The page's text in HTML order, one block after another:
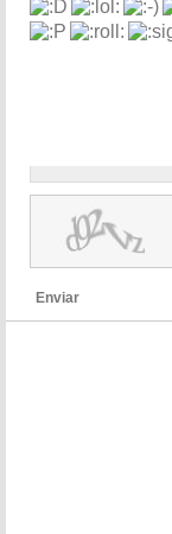
Enviar